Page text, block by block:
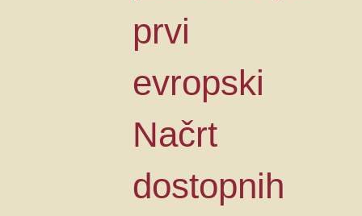
prvi
evropski
Načrt
dostopnih